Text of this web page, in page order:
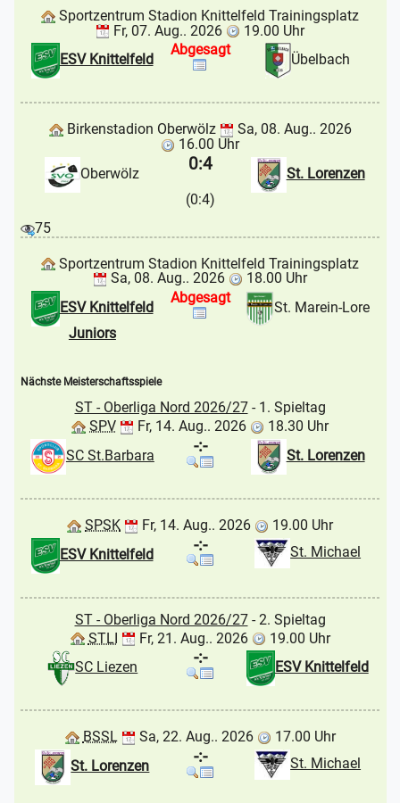
Sportzentrum Stadion Knittelfeld Trainingsplatz
Fr, 07. Aug.. 2026
19.00 Uhr
ESV Knittelfeld
Übelbach
Abgesagt
Birkenstadion Oberwölz
Sa, 08. Aug.. 2026
16.00 Uhr
Oberwölz
St. Lorenzen
0:4
(0:4)
75
Sportzentrum Stadion Knittelfeld Trainingsplatz
Sa, 08. Aug.. 2026
18.00 Uhr
ESV Knittelfeld
Juniors
St. Marein-Lore
Abgesagt
Nächste Meisterschaftsspiele
ST - Oberliga Nord 2026/27- 1. Spieltag
SPV
Fr, 14. Aug.. 2026
18.30 Uhr
SC St.Barbara
St. Lorenzen
-:-
SPSK Fr, 14. Aug.. 2026
19.00 Uhr
ESV Knittelfeld
St. Michael
-:-
ST - Oberliga Nord 2026/27- 2. Spieltag
STLI
Fr, 21. Aug.. 2026
19.00 Uhr
SC Liezen
ESV Knittelfeld
-:-
BSSL Sa, 22. Aug.. 2026
17.00 Uhr
St. Lorenzen
St. Michael
-:-